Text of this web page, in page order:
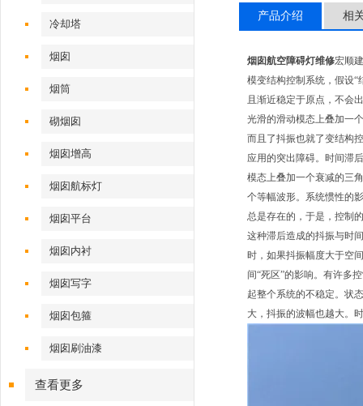
冷却塔
烟囱
烟筒
砌烟囱
烟囱增高
烟囱航标灯
烟囱平台
烟囱内衬
烟囱写字
烟囱包箍
烟囱刷油漆
查看更多
产品介绍 相
烟囱航空障碍灯维修宏顺
模变结构控制系统，假设
且渐近稳定于原点，不会
光滑的滑动模态上叠加一
而且了抖振也就了变结构
应用的突出障碍。时间滞
模态上叠加一个衰减的三
个等幅波形。系统惯性的
总是存在的，于是，控制
这种滞后造成的抖振与时
时，如果抖振幅度大于空
间“死区”的影响。有许多
起整个系统的不稳定。状
大，抖振的波幅也越大。